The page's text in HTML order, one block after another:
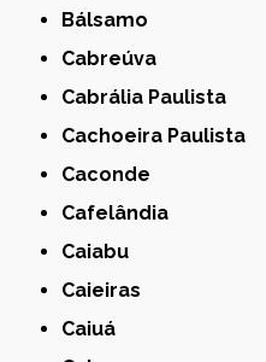
Bálsamo
Cabreúva
Cabrália Paulista
Cachoeira Paulista
Caconde
Cafelândia
Caiabu
Caieiras
Caiuá